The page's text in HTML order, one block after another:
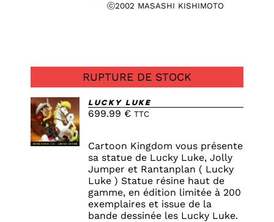
ⓒ2002 MASASHI KISHIMOTO
RUPTURE DE STOCK
DETAILS
Lucky Luke
699.99 € TTC
Cartoon Kingdom vous présente
sa statue de Lucky Luke, Jolly
Jumper et Rantanplan ( Lucky
Luke ) Statue résine haut de
gamme, en édition limitée à 200
exemplaires et issue de la
bande dessinée les Lucky Luke.